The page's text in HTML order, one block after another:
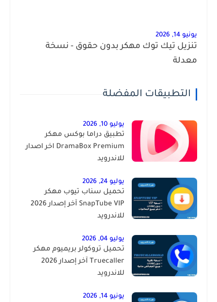
يونيو 14, 2026
تنزيل تيك توك مهكر بدون حقوق - نسخة
معدلة
التطبيقات المفضلة
يوليو 10, 2026
تطبيق دراما بوكس مهكر
DramaBox Premium اخر اصدار
للاندرويد
يوليو 24, 2026
تحميل سناب تيوب مهكر
SnapTube VIP آخر إصدار 2026
للاندرويد
يوليو 04, 2026
تحميل تروكولر بريميوم مهكر
Truecaller آخر إصدار 2026
للاندرويد
يونيو 14, 2026